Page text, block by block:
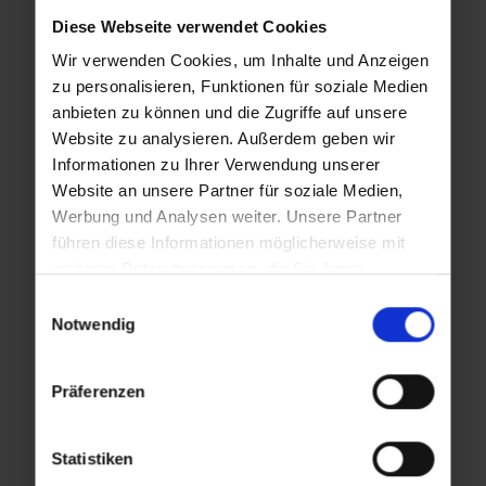
Diese Webseite verwendet Cookies
Wir verwenden Cookies, um Inhalte und Anzeigen
zu personalisieren, Funktionen für soziale Medien
anbieten zu können und die Zugriffe auf unsere
Website zu analysieren. Außerdem geben wir
Informationen zu Ihrer Verwendung unserer
Website an unsere Partner für soziale Medien,
Werbung und Analysen weiter. Unsere Partner
führen diese Informationen möglicherweise mit
Nutzung der Dienste gesammelt haben.
Notwendig
Präferenzen
Statistiken
Tue
11.08.2026
10:00
Tue
18.08.2026
10:00
Tue
25.08.2026
10:00
Tue
10:00
08.09.2026